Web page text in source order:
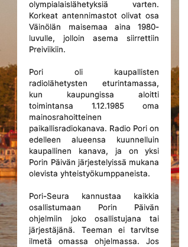
olympialaislähetyksiä varten.
Korkeat antennimastot olivat osa
Väinölän maisemaa aina 1980-
luvulle, jolloin asema siirrettiin
Preiviikiin.
Pori oli kaupallisten
radiolähetysten eturintamassa,
kun kaupungissa aloitti
toimintansa 1.12.1985 oma
mainosrahoitteinen
paikallisradiokanava. Radio Pori on
edelleen alueensa kuunnelluin
kaupallinen kanava, ja on yksi
Porin Päivän järjestelyissä mukana
olevista yhteistyökumppaneista.
Pori-Seura kannustaa kaikkia
osallistumaan Porin Päivän
ohjelmiin joko osallistujana tai
järjestäjänä. Teeman ei tarvitse
ilmetä omassa ohjelmassa. Jos